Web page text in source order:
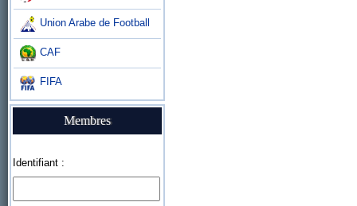
Union Arabe de Football
CAF
FIFA
Membres
Identifiant :